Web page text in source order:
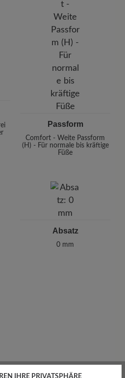
Passform
Comfort - Weite Passform
(H) - Für normale bis kräftige
Füße
Absatz
0 mm
IHRE PRIVATSPHÄRE